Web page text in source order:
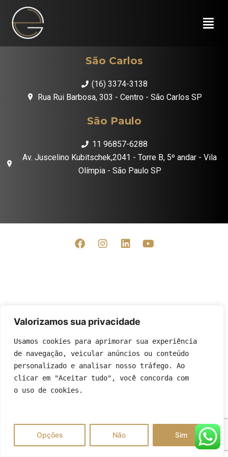
Valorizamos sua privacidade
Usamos cookies para aprimorar sua experiência
de navegação, veicular anúncios ou conteúdo
personalizado e analisar nosso tráfego. Ao
clicar em "Aceitar tudo", você concorda com
o uso de cookies.
Opções Não Sim
São Carlos
(16) 3374-3138
Rua Rui Barbosa, 303 - Centro - São Carlos SP
São Paulo
11 96857-6288
Av. Juscelino Kubitschek,2041 - Torre B, 5º andar - Vila
Olímpia - São Paulo SP